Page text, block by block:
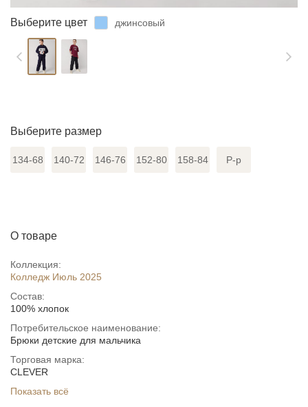
Выберите цвет джинсовый
Выберите размер
134-68 140-72 146-76 152-80 158-84 Р-р
О товаре
Коллекция:
Колледж Июль 2025
Состав:
100% хлопок
Потребительское наименование:
Брюки детские для мальчика
Торговая марка:
CLEVER
Показать всё